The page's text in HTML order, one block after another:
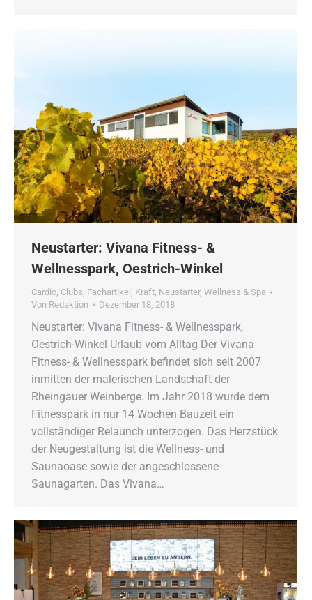
Neustarter: Vivana Fitness- &
Wellnesspark, Oestrich-Winkel
Cardio, Clubs, Fachartikel , Kraft, Neustarter, Wellness & Spa
Von Redaktion Dezember 18, 2018
Neustarter: Vivana Fitness- & Wellnesspark,
Oestrich-Winkel Urlaub vom Alltag Der Vivana
Fitness- & Wellnesspark befindet sich seit 2007
inmitten der malerischen Landschaft der
Rheingauer Weinberge. Im Jahr 2018 wurde dem
Fitnesspark in nur 14 Wochen Bauzeit ein
vollständiger Relaunch unterzogen. Das Herzstück
der Neugestaltung ist die Wellness- und
Saunaoase sowie der angeschlossene
Saunagarten. Das Vivana…